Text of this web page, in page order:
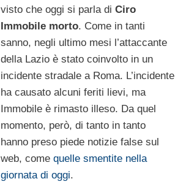
visto che oggi si parla di Ciro
Immobile morto. Come in tanti
sanno, negli ultimo mesi l’attaccante
della Lazio è stato coinvolto in un
incidente stradale a Roma. L’incidente
ha causato alcuni feriti lievi, ma
Immobile è rimasto illeso. Da quel
momento, però, di tanto in tanto
hanno preso piede notizie false sul
web, come quelle smentite nella
giornata di oggi.